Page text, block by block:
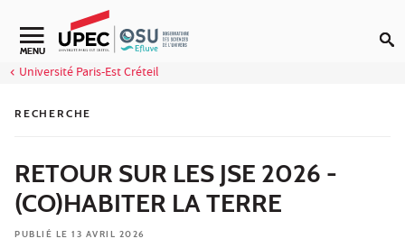
Aller au contenu
Navigation secondaire
MENU
Université Paris-Est Créteil
RECHERCHE
RETOUR SUR LES JSE 2026 -
(CO)HABITER LA TERRE
PUBLIÉ LE 13 AVRIL 2026